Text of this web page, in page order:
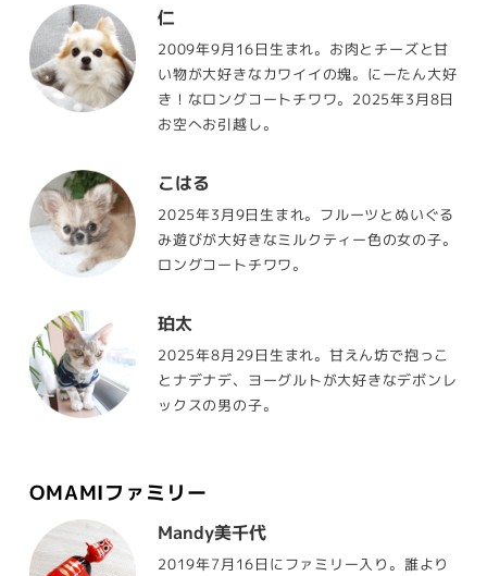
仁
2009年9月16日生まれ。お肉とチーズと甘
い物が大好きなカワイイの塊。にーたん大好
き！なロングコートチワワ。2025年3月8日
お空へお引越し。
こはる
2025年3月9日生まれ。フルーツとぬいぐる
み遊びが大好きなミルクティー色の女の子。
ロングコートチワワ。
珀太
2025年8月29日生まれ。甘えん坊で抱っこ
とナデナデ、ヨーグルトが大好きなデボンレ
ックスの男の子。
OMAMIファミリー
Mandy美千代
2019年7月16日にファミリー入り。誰より